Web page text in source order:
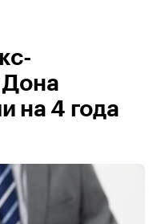
Дона
на 4 года